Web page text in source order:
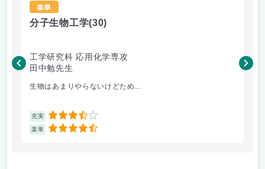
楽単
分子生物工学(30)
工学研究科 応用化学専攻
田中勉先生
生物はあまりやらないけどため...
充実 3.5
楽単 4.5
黒